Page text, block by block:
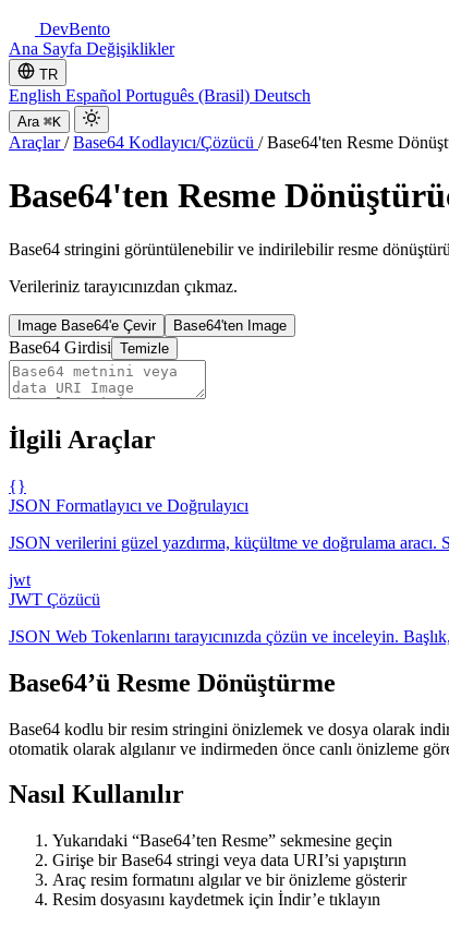
DevBento
Ana Sayfa Değişiklikler
TR
English Español Português (Brasil) Deutsch
Ara ⌘K
Araçlar/ Base64 Kodlayıcı/Çözücü / Base64'ten Resme
Base64'ten Resme
Base64 stringini görüntülenebilir ve indirilebilir resme
Verileriniz tarayıcınızdan çıkmaz.
Image Base64'e Çevir Base64'ten Image
Base64 Girdisi Temizle
İlgili Araçlar
{}
JSON Formatlayıcı ve Doğrulayıcı
JSON verilerini güzel yazdırma, küçültme ve doğrulama aracı.
jwt
JWT Çözücü
JSON Web Tokenlarını tarayıcınızda çözün ve inceleyin.
Base64’ü Resme Dönüştürme
Base64 kodlu bir resim stringini önizlemek ve dosya olarak
otomatik olarak algılanır ve indirmeden önce canlı önizleme
Nasıl Kullanılır
Yukarıdaki “Base64’ten Resme” sekmesine geçin
Girişe bir Base64 stringi veya data URI’si yapıştırın
Araç resim formatını algılar ve bir önizleme gösterir
Resim dosyasını kaydetmek için İndir’e tıklayın